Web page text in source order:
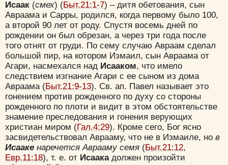
Исаак (смех) (Быт.21:1-7) – дитя обетования, сын
Авраама и Сарры, родился, когда первому было 100,
а второй 90 лет от роду. Спустя восемь дней по
рождении он был обрезан, а через три года после
того отнят от груди. По сему случаю Авраам сделал
большой пир, на котором Измаил, сын Авраама от
Агари, насмехался над Исааком, что имело
следствием изгнание Агари с ее сыном из дома
Авраама (Быт.21:9-13). Св. ап. Павел называет это
гонением против рожденного по духу со стороны
рожденного по плоти и видит в этом обстоятельстве
знамение преследования и гонения верующих
христиан миром (Гал.4:29). Кроме сего, Бог ясно
засвидетельствовал Аврааму, что не в Измаиле, но в
Исааке наречется Аврааму семя (Быт.21:12,
Евр.11:18), т. е. от Исаакадолжен произойти
Цвет: